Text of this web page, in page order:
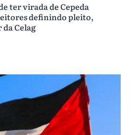
ter virada de Cepeda
definindo pleito,
Celag